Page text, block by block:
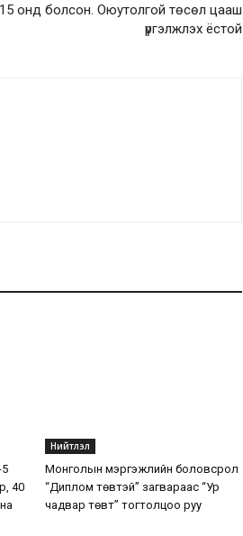
онд болсон. Оюутолгой төсөл цааш
үргэлжлэх ёстой
40
Нийтлэл
Монголын мэргэжлийн боловсрол
“Диплом төвтэй” загвараас “Ур
чадвар төвт” тогтолцоо руу